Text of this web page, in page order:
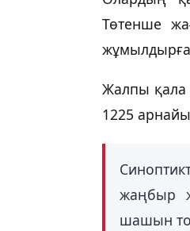
Төтенше
Жалпы қала
1225
жаңбыр
шашын